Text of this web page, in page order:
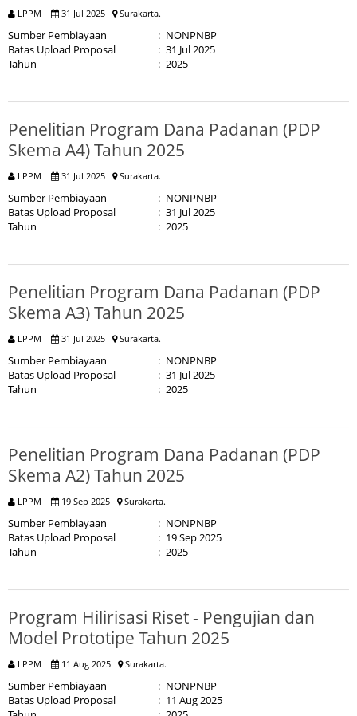
LPPM 31 Jul 2025 Surakarta.
Sumber Pembiayaan : NONPNBP
Batas Upload Proposal
: 31 Jul 2025
Tahun
: 2025
Penelitian Program Dana Padanan (PDP
Skema A4) Tahun 2025
LPPM 31 Jul 2025 Surakarta.
Sumber Pembiayaan : NONPNBP
Batas Upload Proposal
: 31 Jul 2025
Tahun
: 2025
Penelitian Program Dana Padanan (PDP
Skema A3) Tahun 2025
LPPM 31 Jul 2025 Surakarta.
Sumber Pembiayaan : NONPNBP
Batas Upload Proposal
: 31 Jul 2025
Tahun
: 2025
Penelitian Program Dana Padanan (PDP
Skema A2) Tahun 2025
LPPM 19 Sep 2025 Surakarta.
Sumber Pembiayaan : NONPNBP
Batas Upload Proposal
: 19 Sep 2025
Tahun
: 2025
Program Hilirisasi Riset - Pengujian dan
Model Prototipe Tahun 2025
LPPM 11 Aug 2025 Surakarta.
Sumber Pembiayaan : NONPNBP
Batas Upload Proposal
: 11 Aug 2025